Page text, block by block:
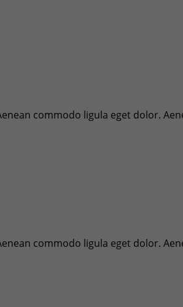
commodo ligula eget dolor.
commodo ligula eget dolor.